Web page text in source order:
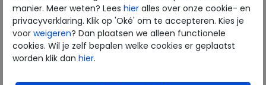
Wolky
Herenschoenen
Australian
Birkenstock
Clarks
manier. Meer weten? Lees hier alles over onze cookie- en
privacyverklaring. Klik op 'Oké' om te accepteren. Kies je
voor weigeren? Dan plaatsen we alleen functionele
cookies. Wil je zelf bepalen welke cookies er geplaatst
worden klik dan hier.